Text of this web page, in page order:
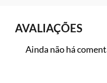
AVALIAÇÕES
Ainda não há